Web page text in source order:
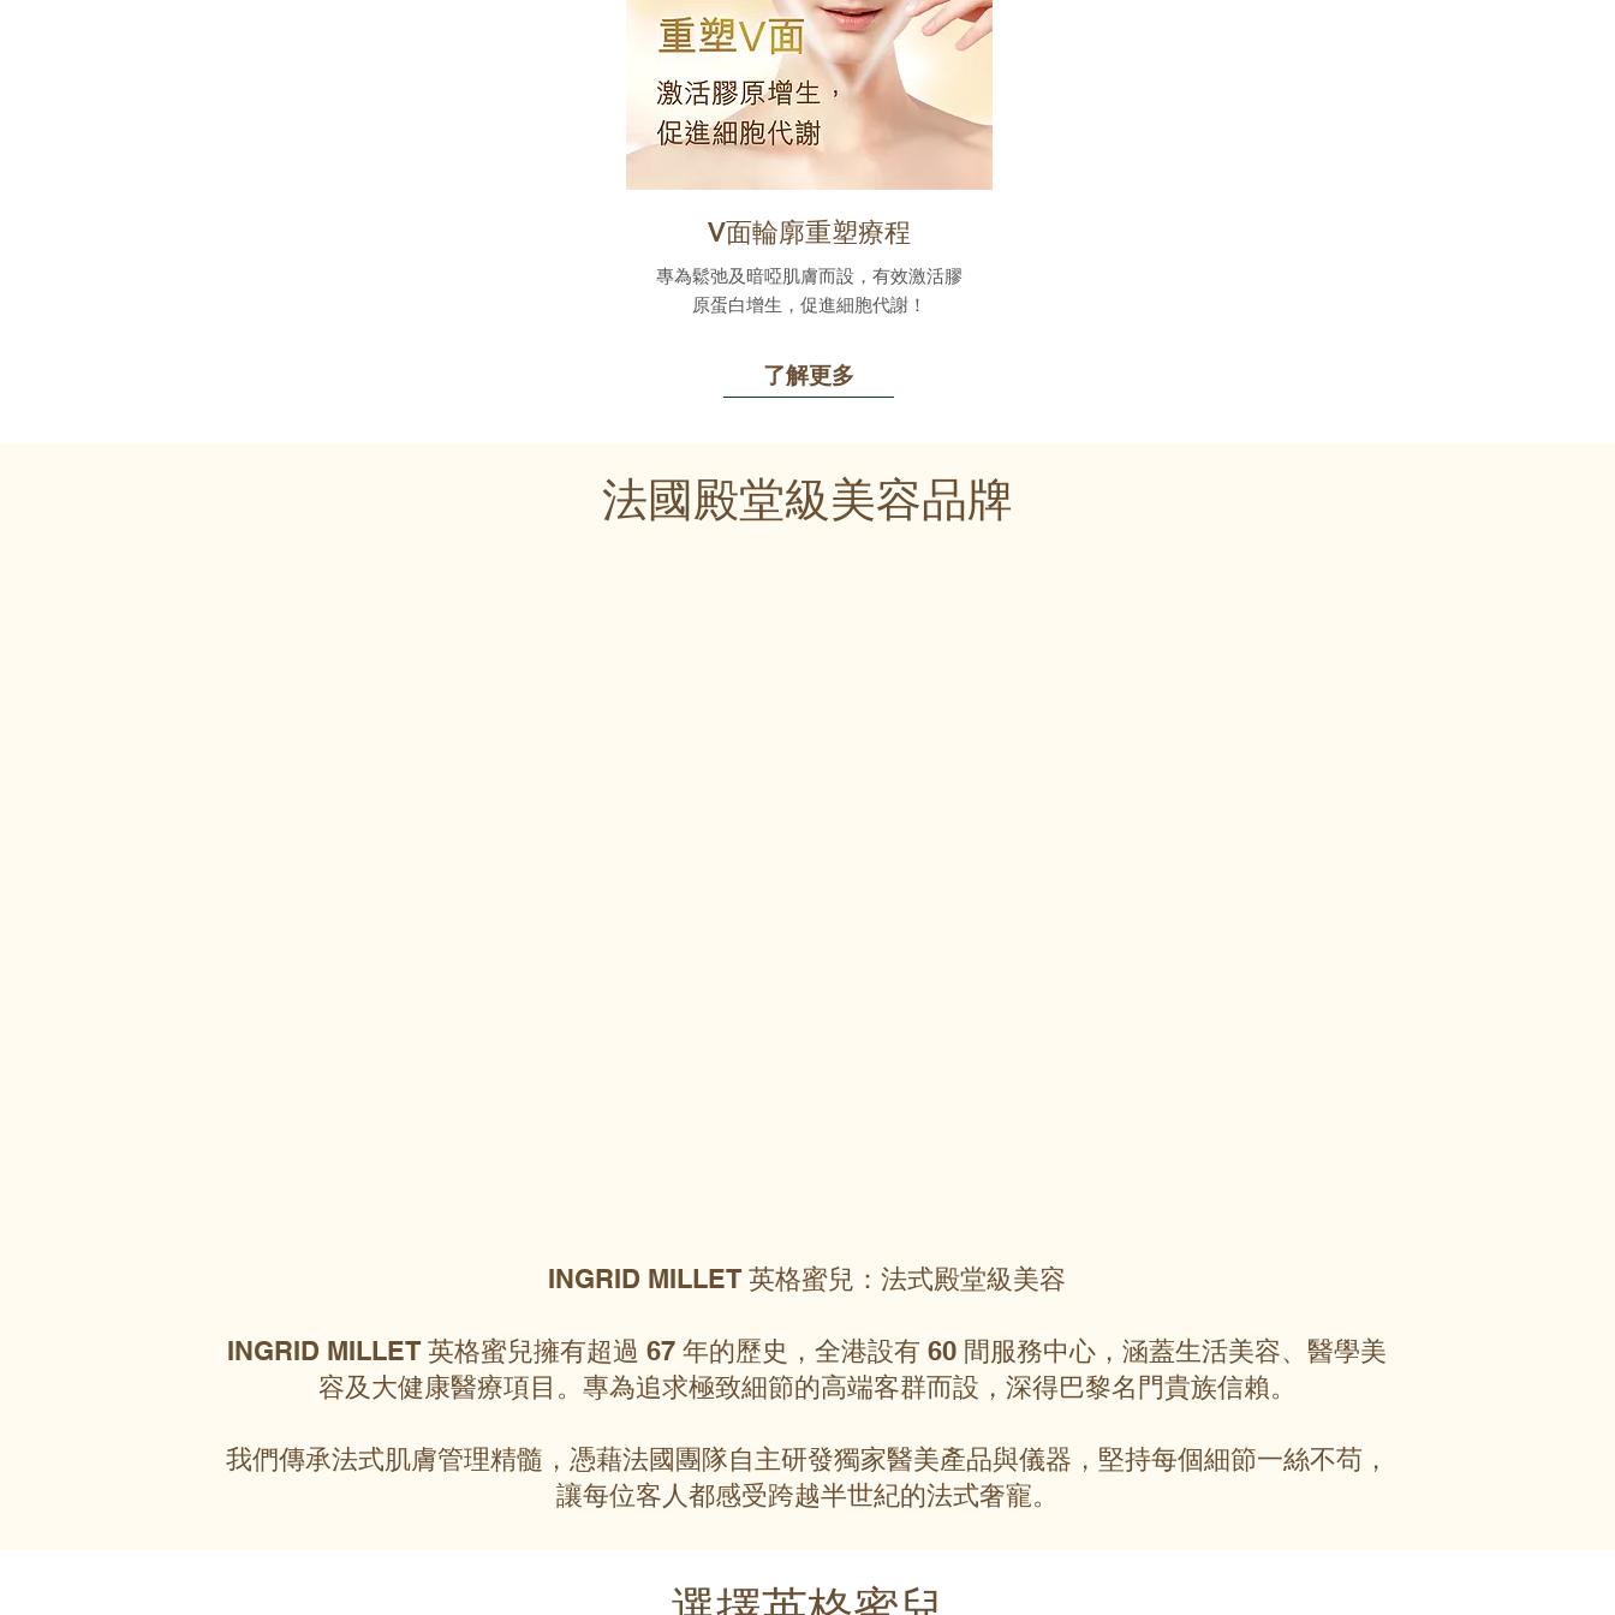
V面輪廓重塑療程
專為鬆弛及暗啞肌膚而設，有效激活膠
原蛋白增生，促進細胞代謝！
了解更多
法國殿堂級美容品牌
INGRID MILLET 英格蜜兒：法式殿堂級美容
INGRID MILLET 英格蜜兒擁有超過 67 年的歷史，全港設有 60 間服務中心，涵蓋生活美容、醫學美
容及大健康醫療項目。專為追求極致細節的高端客群而設，深得巴黎名門貴族信賴。
我們傳承法式肌膚管理精髓，憑藉法國團隊自主研發獨家醫美產品與儀器，堅持每個細節一絲不苟，
讓每位客人都感受跨越半世紀的法式奢寵。